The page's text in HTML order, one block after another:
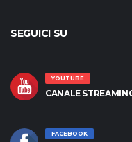
SEGUICI SU
YOUTUBE
CANALE
FACEBOOK